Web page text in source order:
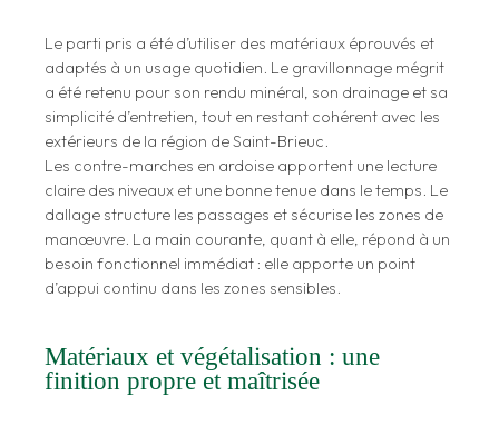
Le parti pris a été d’utiliser des matériaux éprouvés et
adaptés à un usage quotidien. Le gravillonnage mégrit
a été retenu pour son rendu minéral, son drainage et sa
simplicité d’entretien, tout en restant cohérent avec les
extérieurs de la région de Saint-Brieuc.
Les contre-marches en ardoise apportent une lecture
claire des niveaux et une bonne tenue dans le temps. Le
dallage structure les passages et sécurise les zones de
manœuvre. La main courante, quant à elle, répond à un
besoin fonctionnel immédiat : elle apporte un point
d’appui continu dans les zones sensibles.
Matériaux et végétalisation : une
finition propre et maîtrisée